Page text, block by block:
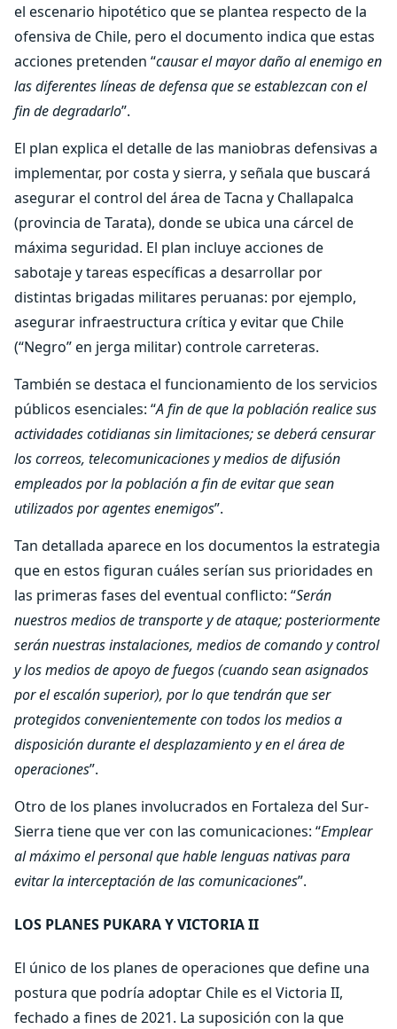
el escenario hipotético que se plantea respecto de la
ofensiva de Chile, pero el documento indica que estas
acciones pretenden “causar el mayor daño al enemigo en
las diferentes líneas de defensa que se establezcan con el
fin de degradarlo”.
El plan explica el detalle de las maniobras defensivas a
implementar, por costa y sierra, y señala que buscará
asegurar el control del área de Tacna y Challapalca
(provincia de Tarata), donde se ubica una cárcel de
máxima seguridad. El plan incluye acciones de
sabotaje y tareas específicas a desarrollar por
distintas brigadas militares peruanas: por ejemplo,
asegurar infraestructura crítica y evitar que Chile
(“Negro” en jerga militar) controle carreteras.
También se destaca el funcionamiento de los servicios
públicos esenciales: “A fin de que la población realice sus
actividades cotidianas sin limitaciones; se deberá censurar
los correos, telecomunicaciones y medios de difusión
empleados por la población a fin de evitar que sean
utilizados por agentes enemigos”.
Tan detallada aparece en los documentos la estrategia
que en estos figuran cuáles serían sus prioridades en
las primeras fases del eventual conflicto: “Serán
nuestros medios de transporte y de ataque; posteriormente
serán nuestras instalaciones, medios de comando y control
y los medios de apoyo de fuegos (cuando sean asignados
por el escalón superior), por lo que tendrán que ser
protegidos convenientemente con todos los medios a
disposición durante el desplazamiento y en el área de
operaciones”.
Otro de los planes involucrados en Fortaleza del Sur-
Sierra tiene que ver con las comunicaciones: “Emplear
al máximo el personal que hable lenguas nativas para
evitar la interceptación de las comunicaciones”.
LOS PLANES PUKARA Y VICTORIA II
El único de los planes de operaciones que define una
postura que podría adoptar Chile es el Victoria II,
fechado a fines de 2021. La suposición con la que